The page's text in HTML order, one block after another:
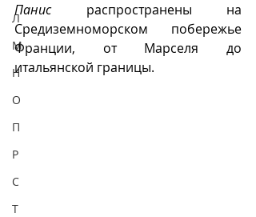
Л
М
Н
О
П
Р
С
Т
Панис распространены на
Средиземноморском побережье
Франции, от Марселя до
итальянской границы.